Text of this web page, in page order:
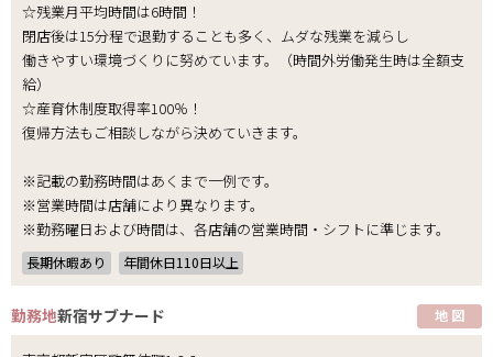
☆残業月平均時間は6時間！
閉店後は15分程で退勤することも多く、ムダな残業を減らし
働きやすい環境づくりに努めています。（時間外労働発生時は全額支
給）
☆産育休制度取得率100％！
復帰方法もご相談しながら決めていきます。
※記載の勤務時間はあくまで一例です。
※営業時間は店舗により異なります。
※勤務曜日および時間は、各店舗の営業時間・シフトに準じます。
長期休暇あり 年間休日110日以上
勤務地新宿サブナード 地 図